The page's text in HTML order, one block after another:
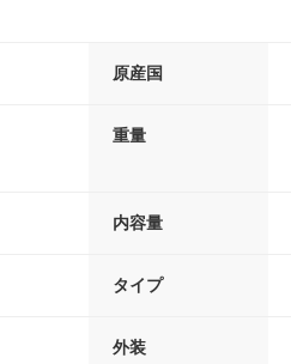
原産国
重量
内容量
タイプ
外装